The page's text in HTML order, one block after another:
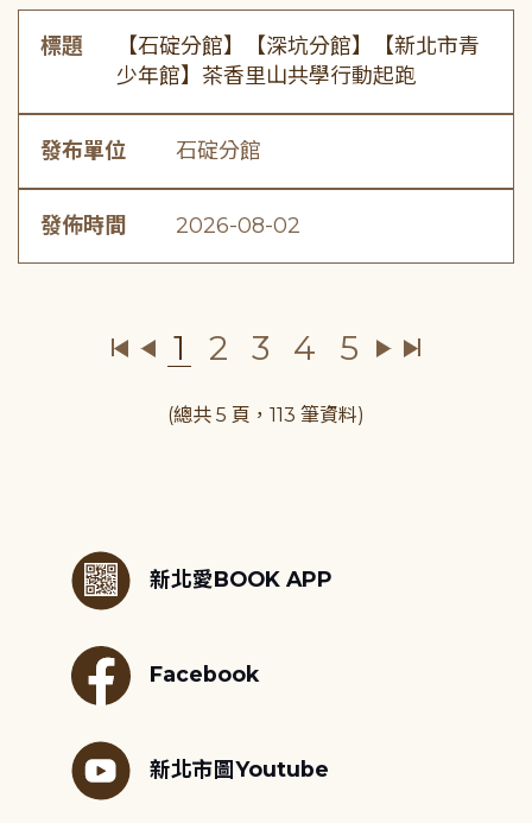
標題
【石碇分館】【深坑分館】【新北市青
少年館】茶香里山共學行動起跑
發布單位 石碇分館
發佈時間 2026-08-02
1 2 3 4 5
(總共 5 頁，113 筆資料)
新北愛BOOK APP
Facebook
新北市圖Youtube